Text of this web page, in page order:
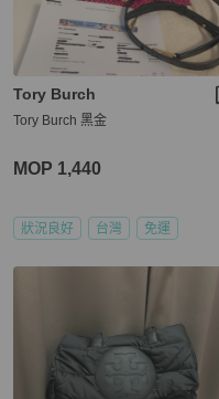
Tory Burch
Tory Burch 黑金
MOP 1,440
狀況良好 台灣 免運